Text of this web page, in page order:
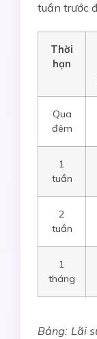
tuần trước
Thời
hạn
Qua
đêm
1
tuần
2
tuần
1
tháng
Bảng: Lãi